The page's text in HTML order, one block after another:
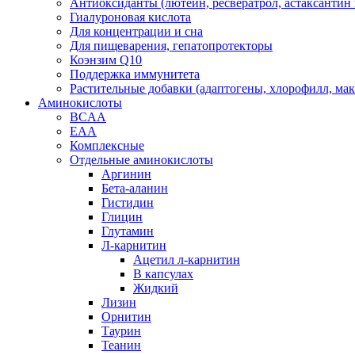
Антиоксиданты (лютеин, ресвератрол, астаксантин
Гиалуроновая кислота
Для концентрации и сна
Для пищеварения, гепатопротекторы
Коэнзим Q10
Поддержка иммунитета
Растительные добавки (адаптогены, хлорофилл,
Аминокислоты
BCAA
EAA
Комплексные
Отдельные аминокислоты
Аргинин
Бета-аланин
Гистидин
Глицин
Глутамин
Л-карнитин
Ацетил л-карнитин
В капсулах
Жидкий
Лизин
Орнитин
Таурин
Теанин